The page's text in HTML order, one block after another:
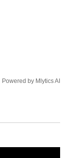
Powered by Mlytics AI